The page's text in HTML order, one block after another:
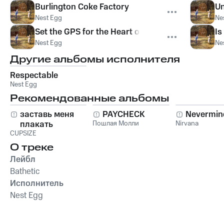
Burlington Coke Factory
Nest Egg
Set the GPS for the Heart of the Sun
Nest Egg
Другие альбомы исполнителя
Respectable
Nest Egg
Рекомендованные альбомы
заставь меня
плакать
CUPSIZE
PAYCHECK
Пошлая Молли Nirvana
О треке
Лейбл
Bathetic
Исполнитель
Nest Egg